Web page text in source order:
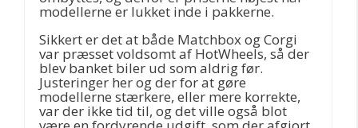
modellerne er lukket inde i pakkerne.
Sikkert er det at både Matchbox og Corgi
var præsset voldsomt af HotWheels, så der
blev banket biler ud som aldrig før.
Justeringer her og der for at gøre
modellerne stærkere, eller mere korrekte,
var der ikke tid til, og det ville også blot